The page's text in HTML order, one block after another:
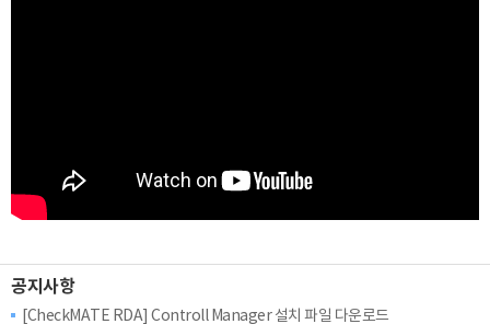
공지사항
[CheckMATE RDA] Controll Manager 설치 파일 다운로드